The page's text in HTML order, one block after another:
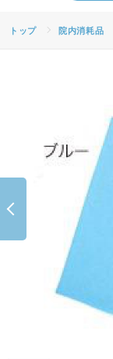
トップ 院内消耗品